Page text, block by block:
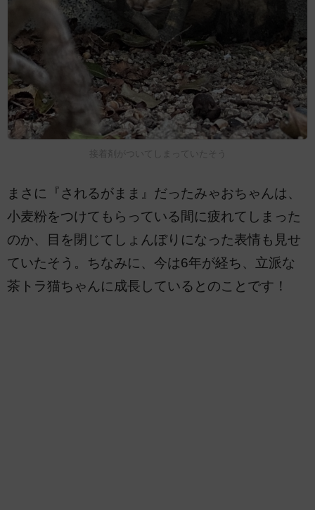
接着剤がついてしまっていたそう
まさに『されるがまま』だったみゃおちゃんは、
小麦粉をつけてもらっている間に疲れてしまった
のか、目を閉じてしょんぼりになった表情も見せ
ていたそう。ちなみに、今は6年が経ち、立派な
茶トラ猫ちゃんに成長しているとのことです！